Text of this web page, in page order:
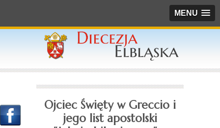
MENU
Ojciec Święty w Greccio i
jego list apostolski